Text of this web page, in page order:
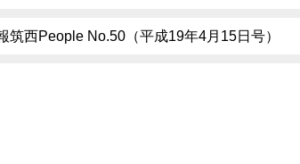
筑西People No.50（平成19年4月15日号）